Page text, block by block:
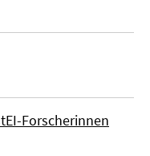
Forscherinnen